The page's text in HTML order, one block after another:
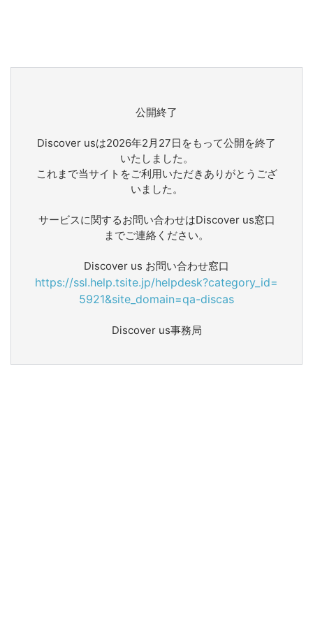
公開終了
Discover usは2026年2月27日をもって公開を終了
いたしました。
これまで当サイトをご利用いただきありがとうござ
いました。
サービスに関するお問い合わせはDiscover us窓口
までご連絡ください。
Discover us お問い合わせ窓口
https://ssl.help.tsite.jp/helpdesk?category_id=
5921&site_domain=qa-discas
Discover us事務局